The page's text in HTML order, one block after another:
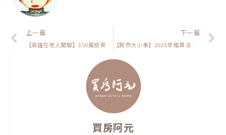
上一頁
上一篇
【高雄在地人閒聊】150萬投資高雄房市：高風險高報酬 vs. 低風險中報酬，你會怎麼選？
下一篇
【房市大小事】2025年租賃法規重大變革！房東與租客必知的3大關鍵​
買房阿元